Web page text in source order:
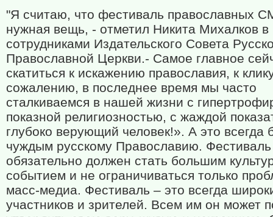
"Я считаю, что фестиваль православных
нужная вещь, - отметил Никита Михалков в
сотрудниками Издательского Совета
Православной Церкви.- Самое главное
скатиться к искажению православия, к
сожалению, в последнее время мы часто
сталкиваемся в нашей жизни с
показной религиозностью, с жаждой
глубоко верующий человек!». А это всегда
чуждым русскому Православию.
обязательно должен стать большим
событием и не ограничиваться только
масс-медиа. Фестиваль – это всегда
участников и зрителей. Всем им он может